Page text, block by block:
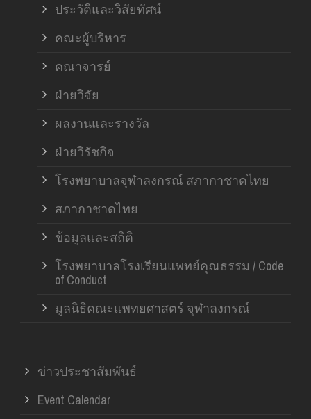
ประวัติและวิสัยทัศน์
คณะผู้บริหาร
คณาจารย์
ฝ่ายวิจัย
ผลงานและรางวัล
ฝ่ายวิรัชกิจ
โรงพยาบาลจุฬาลงกรณ์ สภากาชาดไทย
สภากาชาดไทย
ข้อมูลและสถิติ
โรงพยาบาลโรงเรียนแพทย์คุณธรรม / Code
of Conduct
มูลนิธิคณะแพทยศาสตร์ จุฬาลงกรณ์
ข่าวประชาสัมพันธ์
Event Calendar